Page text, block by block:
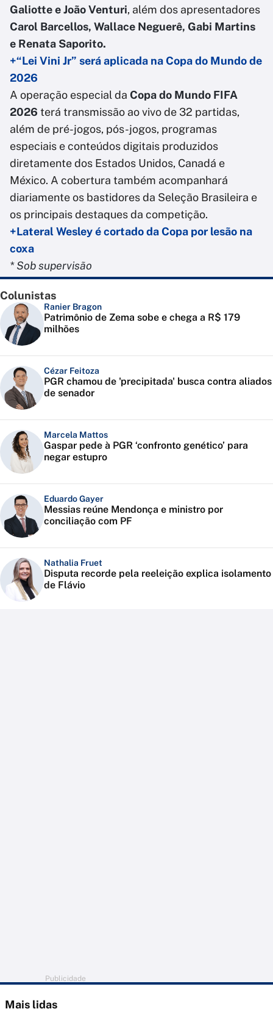
Galiotte e João Venturi, além dos apresentadores
Carol Barcellos, Wallace Neguerê, Gabi Martins
e Renata Saporito.
+“Lei Vini Jr” será aplicada na Copa do Mundo de
2026
A operação especial da Copa do Mundo FIFA
2026 terá transmissão ao vivo de 32 partidas,
além de pré-jogos, pós-jogos, programas
especiais e conteúdos digitais produzidos
diretamente dos Estados Unidos, Canadá e
México. A cobertura também acompanhará
diariamente os bastidores da Seleção Brasileira e
os principais destaques da competição.
+Lateral Wesley é cortado da Copa por lesão na
coxa
* Sob supervisão
Colunistas
Ranier Bragon
Patrimônio de Zema sobe e chega a R$ 179
milhões
Cézar Feitoza
PGR chamou de 'precipitada' busca contra aliados
de senador
Marcela Mattos
Gaspar pede à PGR ‘confronto genético’ para
negar estupro
Eduardo Gayer
Messias reúne Mendonça e ministro por
conciliação com PF
Nathalia Fruet
Disputa recorde pela reeleição explica isolamento
de Flávio
Publicidade
Mais lidas